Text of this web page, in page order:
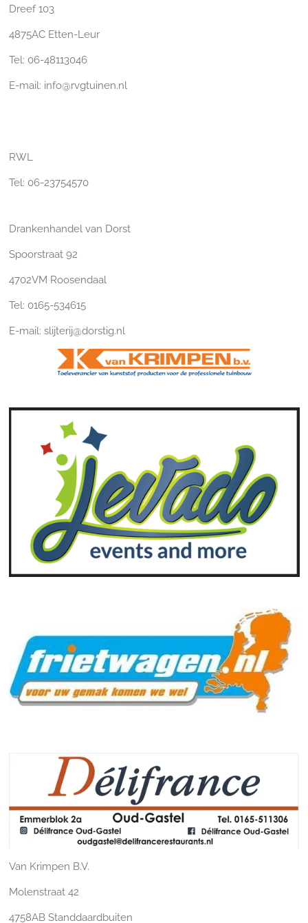
Dreef 103
4875AC Etten-Leur
Tel: 06-48113046
E-mail: info@rvgtuinen.nl
RWL
Tel: 06-23754570
Drankenhandel van Dorst
Spoorstraat 92
4702VM Roosendaal
Tel: 0165-534615
E-mail: slijterij@dorstig.nl
Van Krimpen B.V.
Molenstraat 42
4758AB Standdaardbuiten